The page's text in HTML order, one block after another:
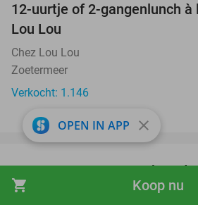
shopping_cart Koop nu
12-uurtje of 2-gangenlunch à
Lou Lou
Chez Lou Lou
Zoetermeer
Verkocht: 1.146
Entree voor
Avonturenboerderij Molenwaard
OPEN IN APP close